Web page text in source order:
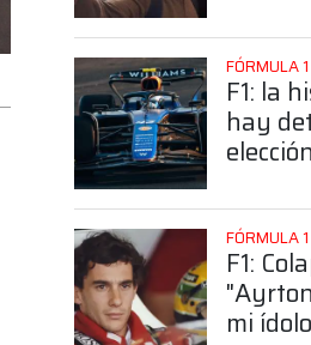
FÓRMULA 1
F1: la
hay
FÓRMULA 1
F1:
mi